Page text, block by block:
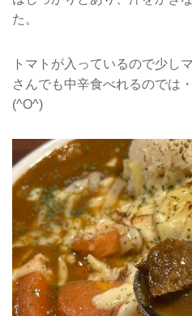
た。
トマトが入っているので少し
さんでも中辛食べれるのでは
(^O^)